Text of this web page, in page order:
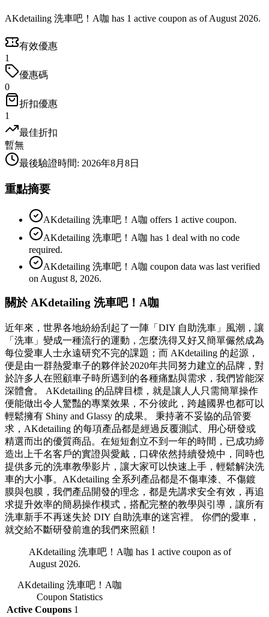
AKdetailing 洗車吧！A咖 has 1 active coupon as of August 2026.
有效優惠
1
優惠碼
0
折扣優惠
1
最佳折扣
暫無
最後驗證時間: 2026年8月8日
重點摘要
AKdetailing 洗車吧！A咖 offers 1 active coupon.
AKdetailing 洗車吧！A咖 has 1 deal with no code
required.
AKdetailing 洗車吧！A咖 coupon data was last verified
on August 8, 2026.
關於 AKdetailing 洗車吧！A咖
近年來，世界各地紛紛刮起了一陣「DIY 自助洗車」風潮，讓
「洗車」變成一種流行的運動，怎麼洗得又好又簡單儼然成為
每位愛車人士永遠研究不完的課題；而 AKdetailing 的起源，
便是由一群熱愛車子的夥伴於2020年共同努力建立的品牌，對
於許多人在照顧車子時所遇到的各種痛點與需求，我們皆能深
深體會。 AKdetailing 的品牌目標，就是讓人人只需簡單操作
便能做出令人驚豔的專業效果，不分彼此，跨越國界也都可以
輕鬆擁有 Shiny and Glassy 的成果。 秉持著不妥協的品管要
求，AKdetailing 的每項產品都是經過反覆測試、用心研發或
精選而出的優質商品。在短短創立不到一年的時間，已成功締
造出上千名客戶的實證與愛戴，口碑依然持續發燒中，同時也
提供多元的洗車教學影片，讓大家可以快速上手，輕鬆解決洗
車的大小事。AKdetailing 全系列產品都是不傷車漆、不傷鍍
膜與包膜，我們產品開發的理念，都是先講求安全有效，再追
求提升效率的簡易操作模式，搭配完整的教學與引導，讓所有
洗車新手不再迷失於 DIY 自助洗車的迷宮裡。 你們的愛車，
就交給不斷研發前進的我們來照顧！
AKdetailing 洗車吧！A咖 has 1 active coupon as of
August 2026.
AKdetailing 洗車吧！A咖
Coupon Statistics
Active Coupons 1